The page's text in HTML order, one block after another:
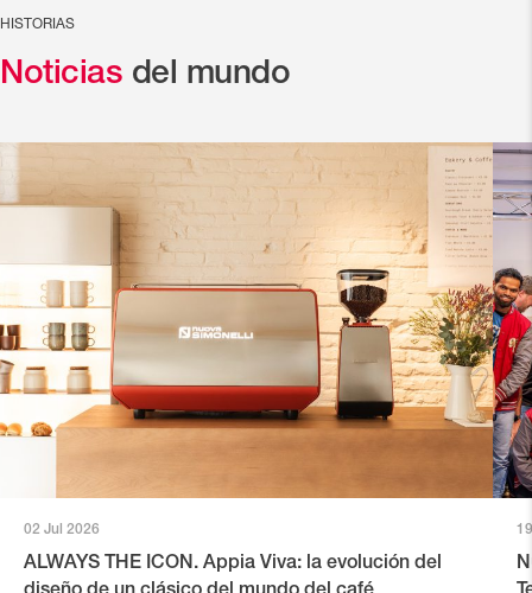
HISTORIAS
Noticias del mundo
02 Jul 2026
ALWAYS THE ICON. Appia Viva: la evolución del